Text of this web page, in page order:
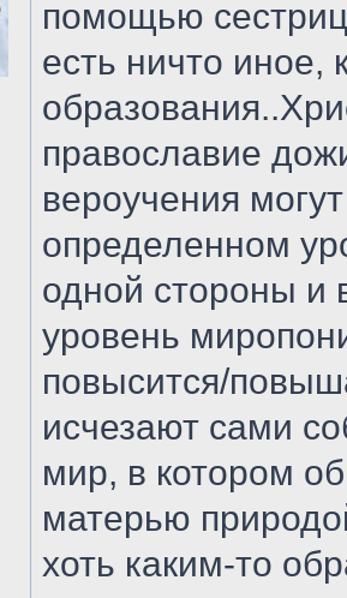
помощью
есть ничто иное,
православие
вероучения
определенном
одной стороны и
уровень
повысится/
исчезают сами
мир, в котором
матерью
хоть каким-то